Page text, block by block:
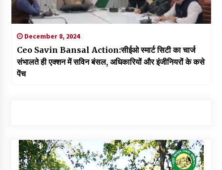
December 8, 2024
Ceo Savin Bansal Action:सीईओ स्मार्ट सिटी का चार्ज
संभालते ही एक्शन में सविन बंसल, अधिकारियों और इंजीनियरों के कसे
पेंच